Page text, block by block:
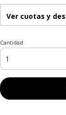
Ver cuotas y
Cantidad